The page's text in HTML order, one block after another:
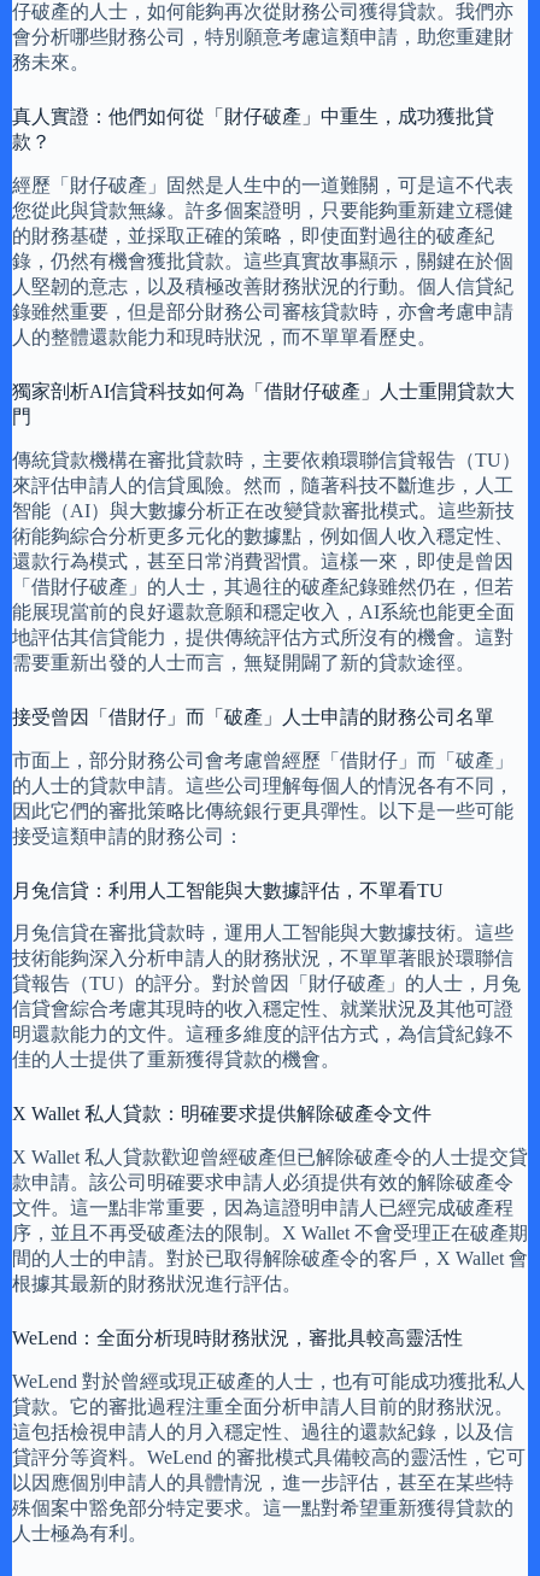
仔破產的人士，如何能夠再次從財務公司獲得貸款。我們亦
會分析哪些財務公司，特別願意考慮這類申請，助您重建財
務未來。
真人實證：他們如何從「財仔破產」中重生，成功獲批貸
款？
經歷「財仔破產」固然是人生中的一道難關，可是這不代表
您從此與貸款無緣。許多個案證明，只要能夠重新建立穩健
的財務基礎，並採取正確的策略，即使面對過往的破產紀
錄，仍然有機會獲批貸款。這些真實故事顯示，關鍵在於個
人堅韌的意志，以及積極改善財務狀況的行動。個人信貸紀
錄雖然重要，但是部分財務公司審核貸款時，亦會考慮申請
人的整體還款能力和現時狀況，而不單單看歷史。
獨家剖析AI信貸科技如何為「借財仔破產」人士重開貸款大
門
傳統貸款機構在審批貸款時，主要依賴環聯信貸報告（TU）
來評估申請人的信貸風險。然而，隨著科技不斷進步，人工
智能（AI）與大數據分析正在改變貸款審批模式。這些新技
術能夠綜合分析更多元化的數據點，例如個人收入穩定性、
還款行為模式，甚至日常消費習慣。這樣一來，即使是曾因
「借財仔破產」的人士，其過往的破產紀錄雖然仍在，但若
能展現當前的良好還款意願和穩定收入，AI系統也能更全面
地評估其信貸能力，提供傳統評估方式所沒有的機會。這對
需要重新出發的人士而言，無疑開闢了新的貸款途徑。
接受曾因「借財仔」而「破產」人士申請的財務公司名單
市面上，部分財務公司會考慮曾經歷「借財仔」而「破產」
的人士的貸款申請。這些公司理解每個人的情況各有不同，
因此它們的審批策略比傳統銀行更具彈性。以下是一些可能
接受這類申請的財務公司：
月兔信貸：利用人工智能與大數據評估，不單看TU
月兔信貸在審批貸款時，運用人工智能與大數據技術。這些
技術能夠深入分析申請人的財務狀況，不單單著眼於環聯信
貸報告（TU）的評分。對於曾因「財仔破產」的人士，月兔
信貸會綜合考慮其現時的收入穩定性、就業狀況及其他可證
明還款能力的文件。這種多維度的評估方式，為信貸紀錄不
佳的人士提供了重新獲得貸款的機會。
X Wallet 私人貸款：明確要求提供解除破產令文件
X Wallet 私人貸款歡迎曾經破產但已解除破產令的人士提交貸
款申請。該公司明確要求申請人必須提供有效的解除破產令
文件。這一點非常重要，因為這證明申請人已經完成破產程
序，並且不再受破產法的限制。X Wallet 不會受理正在破產期
間的人士的申請。對於已取得解除破產令的客戶，X Wallet 會
根據其最新的財務狀況進行評估。
WeLend：全面分析現時財務狀況，審批具較高靈活性
WeLend 對於曾經或現正破產的人士，也有可能成功獲批私人
貸款。它的審批過程注重全面分析申請人目前的財務狀況。
這包括檢視申請人的月入穩定性、過往的還款紀錄，以及信
貸評分等資料。WeLend 的審批模式具備較高的靈活性，它可
以因應個別申請人的具體情況，進一步評估，甚至在某些特
殊個案中豁免部分特定要求。這一點對希望重新獲得貸款的
人士極為有利。